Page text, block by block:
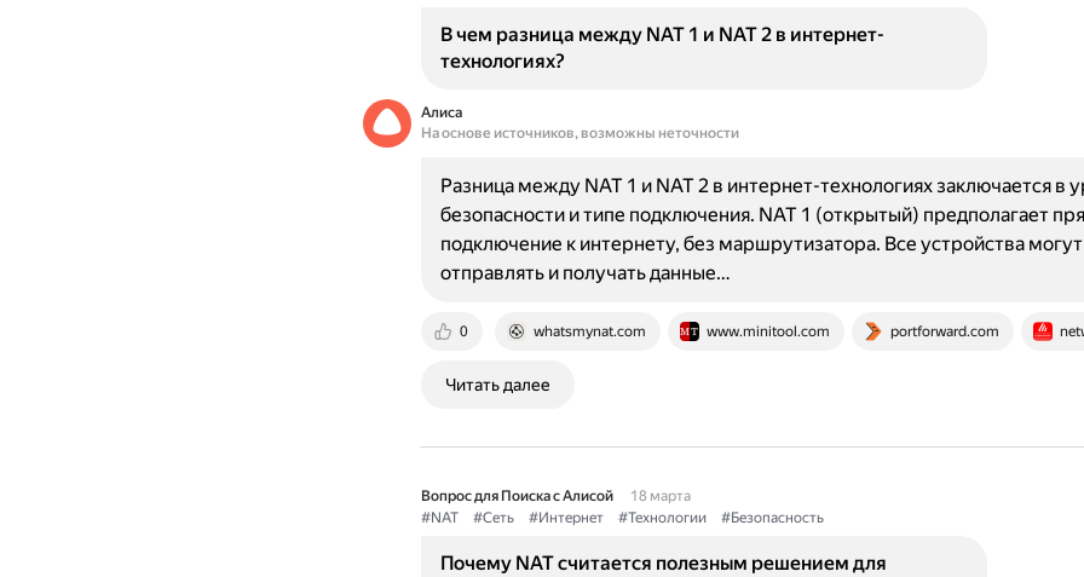
В чем разница между NAT 1 и NAT 2 в интернет-
технологиях?
Алиса
На основе источников, возможны неточности
0 whatsmynat.com www.minitool.com portforward.com
Разница между NAT 1 и NAT 2 в интернет-технологиях заключается в
безопасности и типе подключения. NAT 1 (открытый) предполагает
подключение к интернету, без маршрутизатора. Все устройства
отправлять и получать данные…
Читать далее
Вопрос для Поиска с Алисой
18 марта
#NAT
#Сеть #Интернет #Технологии #Безопасность
Почему NAT считается полезным решением для